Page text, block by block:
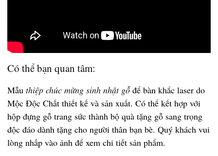
Có thể bạn quan tâm:
Mẫu thiệp chúc mừng sinh nhật gỗđể bàn khắc laser do
Mộc Độc Chất thiết kế và sản xuất. Có thể kết hợp với
hộp đựng gỗ trang sức thành bộ quà tặng gỗ sang trọng
độc đáo dành tặng cho người thân bạn bè. Quý khách vui
lòng nhấp vào ảnh để xem chi tiết sản phẩm.